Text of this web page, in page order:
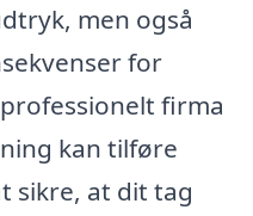
men også
for
firma
kan tilføre
sikre, at dit tag